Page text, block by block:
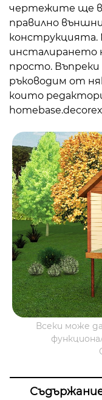
чертежите ще
правилно
конструкцията.
инсталирането
просто. Въпреки
ръководим от
които
Всеки може